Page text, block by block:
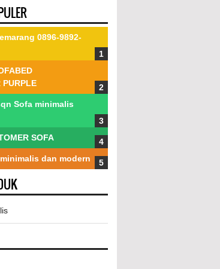
0896-9892-
PURPLE
Sofa minimalis
SOFA
dan modern